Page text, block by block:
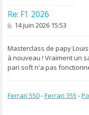
Re: F1 2026
M
s
a
g
e
14 juin 2026 15:53
Masterclass de papy
à nouveau ! Vraiment un
pari soft n'a pas
Ferrari 550-Ferrari 355 -